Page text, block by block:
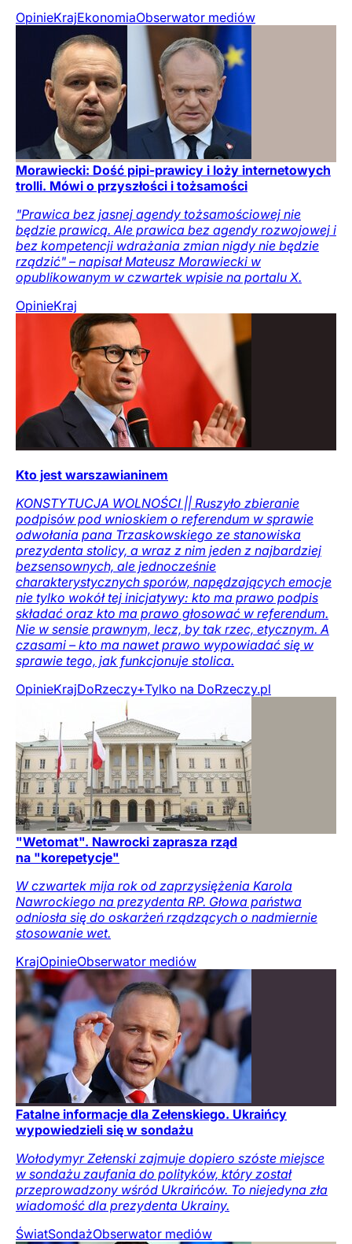
OpinieKrajEkonomiaObserwator mediów
Morawiecki: Dość pipi-prawicy i loży internetowych
trolli. Mówi o przyszłości i tożsamości
"Prawica bez jasnej agendy tożsamościowej nie
będzie prawicą. Ale prawica bez agendy rozwojowej i
bez kompetencji wdrażania zmian nigdy nie będzie
rządzić" – napisał Mateusz Morawiecki w
opublikowanym w czwartek wpisie na portalu X.
OpinieKraj
Kto jest warszawianinem
KONSTYTUCJA WOLNOŚCI || Ruszyło zbieranie
podpisów pod wnioskiem o referendum w sprawie
odwołania pana Trzaskowskiego ze stanowiska
prezydenta stolicy, a wraz z nim jeden z najbardziej
bezsensownych, ale jednocześnie
charakterystycznych sporów, napędzających emocje
nie tylko wokół tej inicjatywy: kto ma prawo podpis
składać oraz kto ma prawo głosować w referendum.
Nie w sensie prawnym, lecz, by tak rzec, etycznym. A
czasami – kto ma nawet prawo wypowiadać się w
sprawie tego, jak funkcjonuje stolica.
OpinieKrajDoRzeczy+Tylko na DoRzeczy.pl
"Wetomat". Nawrocki zaprasza rząd
na "korepetycje"
W czwartek mija rok od zaprzysiężenia Karola
Nawrockiego na prezydenta RP. Głowa państwa
odniosła się do oskarżeń rządzących o nadmiernie
stosowanie wet.
KrajOpinieObserwator mediów
Fatalne informacje dla Zełenskiego. Ukraińcy
wypowiedzieli się w sondażu
Wołodymyr Zełenski zajmuje dopiero szóste miejsce
w sondażu zaufania do polityków, który został
przeprowadzony wśród Ukraińców. To niejedyna zła
wiadomość dla prezydenta Ukrainy.
ŚwiatSondażObserwator mediów